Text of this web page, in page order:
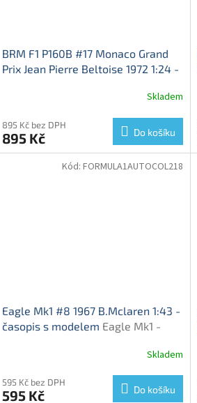
BRM F1 P160B #17 Monaco Grand
Prix Jean Pierre Beltoise 1972 1:24 -
Skladem
895 Kč bez DPH
895 Kč Do košíku
Eagle Mk1 #8 1967 B.Mclaren 1:43 -
časopis s modelem Eagle Mk1 -
Skladem
595 Kč bez DPH
595 Kč Do košíku
Kód: FORMULA1AUTOCOL218